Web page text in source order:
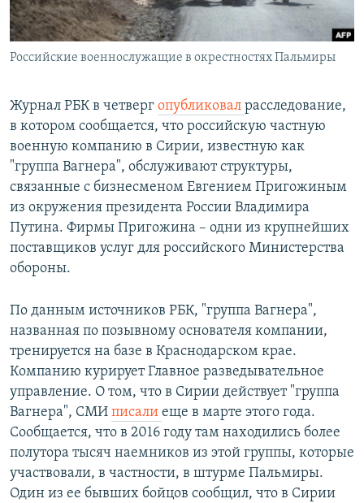
Все сайты РСЕ/РС
Российские военнослужащие в окрестностях Пальмиры
Журнал РБК в четверг опубликовал расследование,
в котором сообщается, что российскую частную
военную компанию в Сирии, известную как
"группа Вагнера", обслуживают структуры,
связанные с бизнесменом Евгением Пригожиным
из окружения президента России Владимира
Путина. Фирмы Пригожина – одни из крупнейших
поставщиков услуг для российского Министерства
обороны.
По данным источников РБК, "группа Вагнера",
названная по позывному основателя компании,
тренируется на базе в Краснодарском крае.
Компанию курирует Главное разведывательное
управление. О том, что в Сирии действует "группа
Вагнера", СМИ писали еще в марте этого года.
Сообщается, что в 2016 году там находились более
полутора тысяч наемников из этой группы, которые
участвовали, в частности, в штурме Пальмиры.
Один из ее бывших бойцов сообщил, что в Сирии